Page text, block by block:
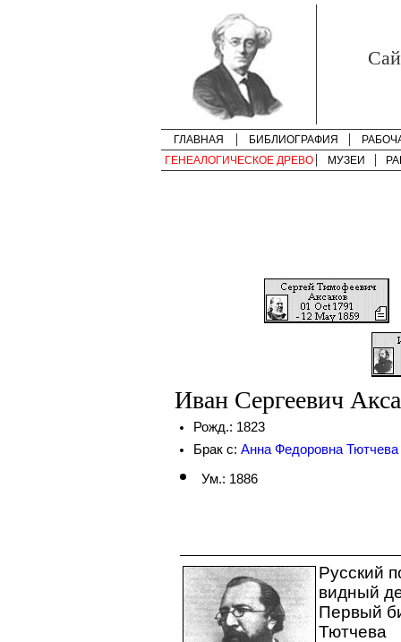
ГЛАВНАЯ БИБЛИОГРАФИЯ
ГЕНЕАЛОГИЧЕСКОЕ ДРЕВО
МУЗЕИ
Иван Сергеевич
Рожд.: 1823
Брак с: Анна Федоровна Тютчева
Ум.: 1886
Русский
видный
Первый
Тютчева